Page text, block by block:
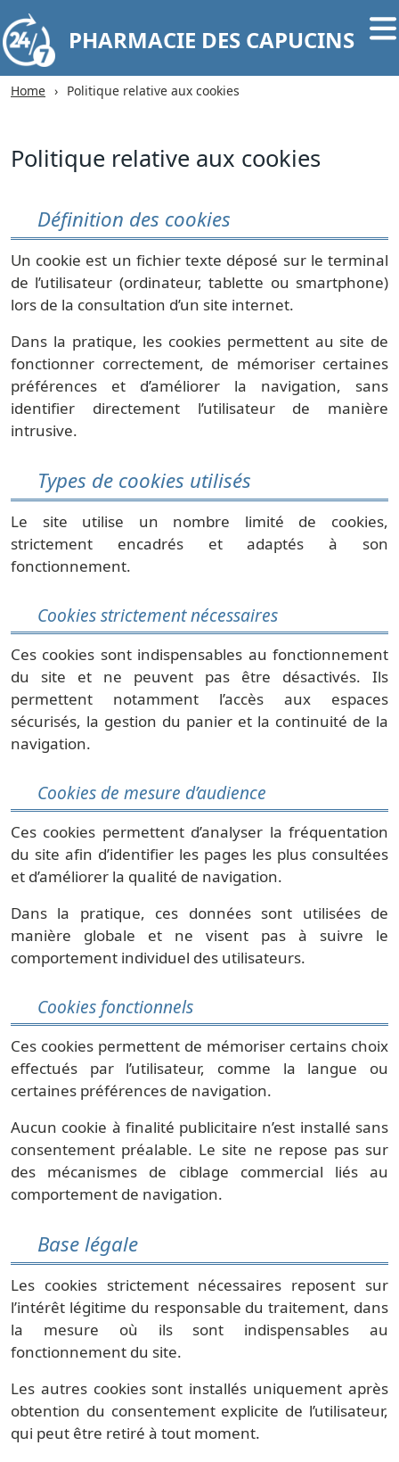
PHARMACIE DES CAPUCINS
Home Politique relative aux cookies
Politique relative aux cookies
Définition des cookies
Un cookie est un fichier texte déposé sur le terminal
de l’utilisateur (ordinateur, tablette ou smartphone)
lors de la consultation d’un site internet.
Dans la pratique, les cookies permettent au site de
fonctionner correctement, de mémoriser certaines
préférences et d’améliorer la navigation, sans
identifier directement l’utilisateur de manière
intrusive.
Types de cookies utilisés
Le site utilise un nombre limité de cookies,
strictement encadrés et adaptés à son
fonctionnement.
Cookies strictement nécessaires
Ces cookies sont indispensables au fonctionnement
du site et ne peuvent pas être désactivés. Ils
permettent notamment l’accès aux espaces
sécurisés, la gestion du panier et la continuité de la
navigation.
Cookies de mesure d’audience
Ces cookies permettent d’analyser la fréquentation
du site afin d’identifier les pages les plus consultées
et d’améliorer la qualité de navigation.
Dans la pratique, ces données sont utilisées de
manière globale et ne visent pas à suivre le
comportement individuel des utilisateurs.
Cookies fonctionnels
Ces cookies permettent de mémoriser certains choix
effectués par l’utilisateur, comme la langue ou
certaines préférences de navigation.
Aucun cookie à finalité publicitaire n’est installé sans
consentement préalable. Le site ne repose pas sur
des mécanismes de ciblage commercial liés au
comportement de navigation.
Base légale
Les cookies strictement nécessaires reposent sur
l’intérêt légitime du responsable du traitement, dans
la mesure où ils sont indispensables au
fonctionnement du site.
Les autres cookies sont installés uniquement après
obtention du consentement explicite de l’utilisateur,
qui peut être retiré à tout moment.